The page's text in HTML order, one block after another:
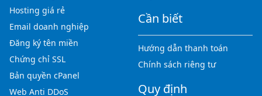
Hosting giá rẻ
Email doanh nghiệp
Đăng ký tên miền
Chứng chỉ SSL
Bản quyền cPanel
Web Anti DDoS
Cần biết
Hướng dẫn thanh toán
Chính sách riêng tư
Quy định